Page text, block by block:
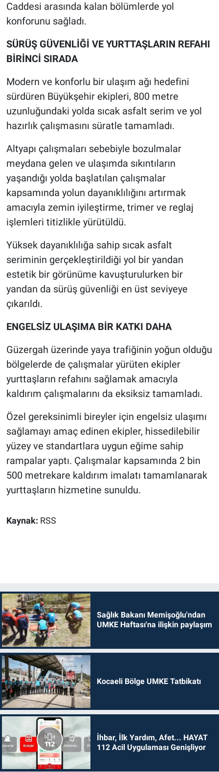
Caddesi arasında kalan bölümlerde yol
konforunu sağladı.
SÜRÜŞ GÜVENLİĞİ VE YURTTAŞLARIN REFAHI
BİRİNCİ SIRADA
Modern ve konforlu bir ulaşım ağı hedefini
sürdüren Büyükşehir ekipleri, 800 metre
uzunluğundaki yolda sıcak asfalt serim ve yol
hazırlık çalışmasını süratle tamamladı.
Altyapı çalışmaları sebebiyle bozulmalar
meydana gelen ve ulaşımda sıkıntıların
yaşandığı yolda başlatılan çalışmalar
kapsamında yolun dayanıklılığını artırmak
amacıyla zemin iyileştirme, trimer ve reglaj
işlemleri titizlikle yürütüldü.
Yüksek dayanıklılığa sahip sıcak asfalt
seriminin gerçekleştirildiği yol bir yandan
estetik bir görünüme kavuşturulurken bir
yandan da sürüş güvenliği en üst seviyeye
çıkarıldı.
ENGELSİZ ULAŞIMA BİR KATKI DAHA
Güzergah üzerinde yaya trafiğinin yoğun olduğu
bölgelerde de çalışmalar yürüten ekipler
yurttaşların refahını sağlamak amacıyla
kaldırım çalışmalarını da eksiksiz tamamladı.
Özel gereksinimli bireyler için engelsiz ulaşımı
sağlamayı amaç edinen ekipler, hissedilebilir
yüzey ve standartlara uygun eğime sahip
rampalar yaptı. Çalışmalar kapsamında 2 bin
500 metrekare kaldırım imalatı tamamlanarak
yurttaşların hizmetine sunuldu.
Kaynak: RSS
Sağlık Bakanı Memişoğlu'ndan
UMKE Haftası'na ilişkin paylaşım
Kocaeli Bölge UMKE Tatbikatı
İhbar, İlk Yardım, Afet... HAYAT
112 Acil Uygulaması Genişliyor